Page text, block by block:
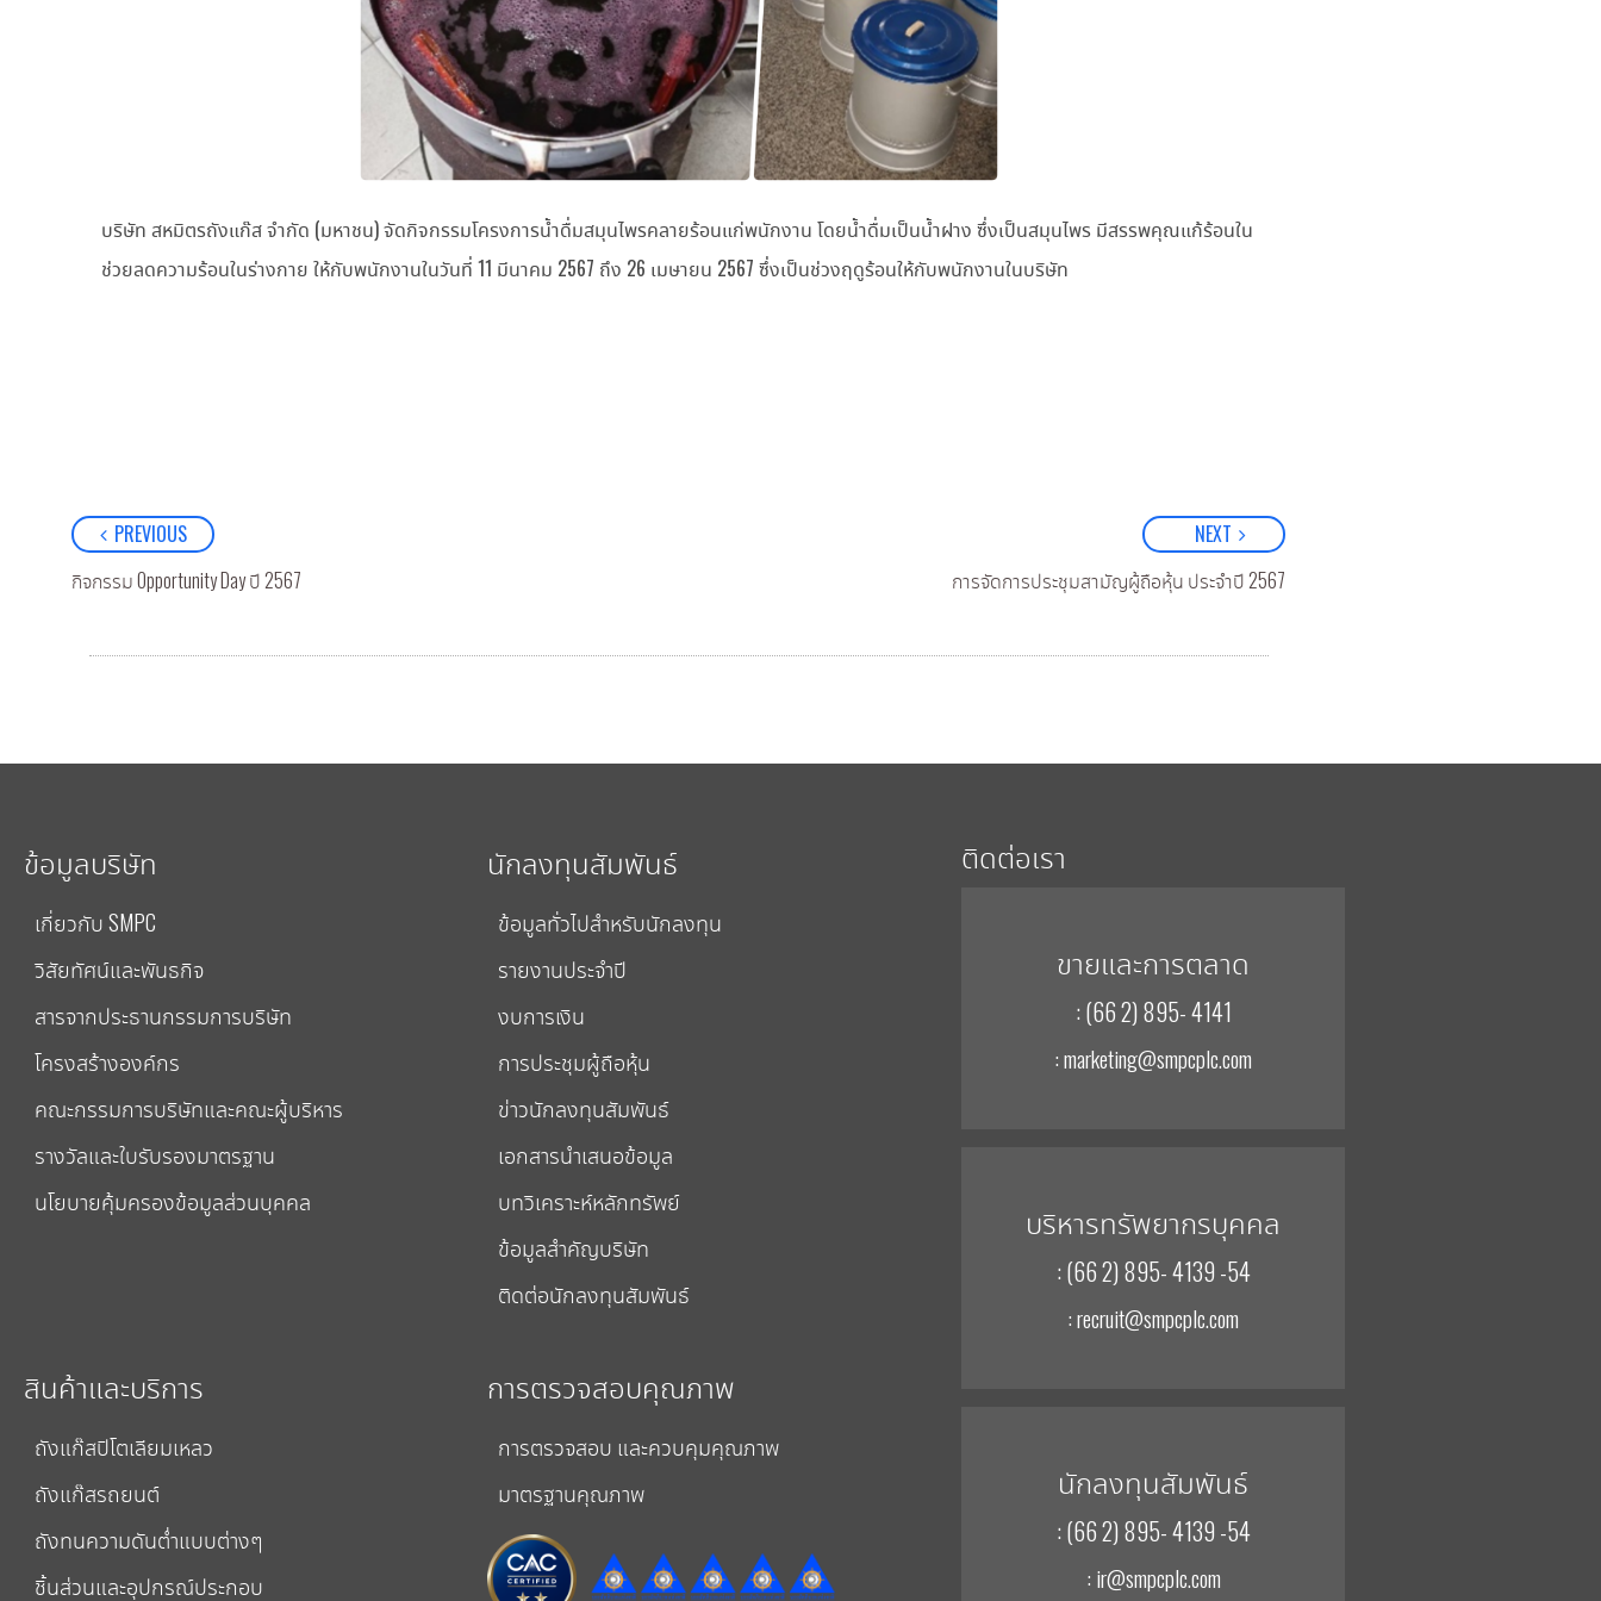
บริษัท สหมิตรถังแก๊ส จำกัด (มหาชน) จัดกิจกรรมโครงการน้ำดื่มสมุนไพรคลายร้อนแก่พนักงาน โดยน้ำดื่มเป็นน้ำฝาง ซึ่งเป็นสมุนไพร มีสรรพคุณแก้ร้อนใน
ช่วยลดความร้อนในร่างกาย ให้กับพนักงานในวันที่ 11 มีนาคม 2567 ถึง 26 เมษายน 2567 ซึ่งเป็นช่วงฤดูร้อนให้กับพนักงานในบริษัท
PREVIOUS
กิจกรรม Opportunity Day ปี 2567
NEXT
การจัดการประชุมสามัญผู้ถือหุ้น ประจำปี 2567
ข้อมูลบริษัท
เกี่ยวกับ SMPC
วิสัยทัศน์และพันธกิจ
สารจากประธานกรรมการบริษัท
โครงสร้างองค์กร
คณะกรรมการบริษัทและคณะผู้บริหาร
รางวัลและใบรับรองมาตรฐาน
นโยบายคุ้มครองข้อมูลส่วนบุคคล
นักลงทุนสัมพันธ์
ข้อมูลทั่วไปสำหรับนักลงทุน
รายงานประจำปี
งบการเงิน
การประชุมผู้ถือหุ้น
ข่าวนักลงทุนสัมพันธ์
เอกสารนำเสนอข้อมูล
บทวิเคราะห์หลักทรัพย์
ข้อมูลสำคัญบริษัท
ติดต่อนักลงทุนสัมพันธ์
สินค้าและบริการ
ถังแก๊สปิโตเลียมเหลว
ถังแก๊สรถยนต์
ถังทนความดันต่ำแบบต่างๆ
ชิ้นส่วนและอุปกรณ์ประกอบ
การตรวจสอบคุณภาพ
การตรวจสอบ และควบคุมคุณภาพ
มาตรฐานคุณภาพ
ติดต่อเรา
ขายและการตลาด
: (66 2) 895- 4141
: marketing@smpcplc.com
บริหารทรัพยากรบุคคล
: (66 2) 895- 4139 -54
: recruit@smpcplc.com
นักลงทุนสัมพันธ์
: (66 2) 895- 4139 -54
: ir@smpcplc.com